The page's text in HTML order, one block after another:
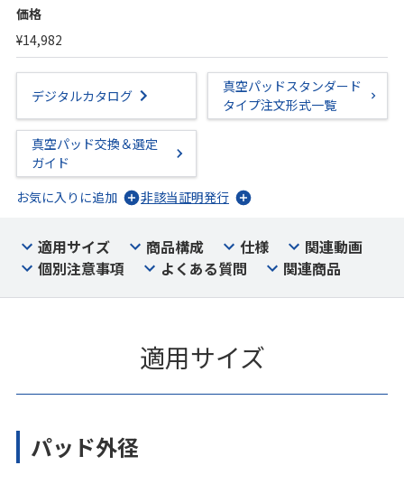
価格
¥14,982
デジタルカタログ
真空パッドスタンダード
タイプ注文形式一覧
真空パッド交換＆選定
ガイド
お気に入りに追加
非該当証明発行
適用サイズ 商品構成 仕様
関連動画
個別注意事項
よくある質問 関連商品
適用サイズ
パッド外径